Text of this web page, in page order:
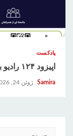
پادکست
اپیزود ۱۲۴ رادیو بیدار – برنامه بیدارگاه : گفتگو و تازه ها
Samira ژوئن 24, 2026